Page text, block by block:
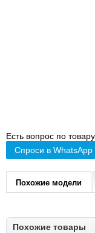
Есть вопрос по
Спроси в WhatsApp
Похожие модели
Похожие товары